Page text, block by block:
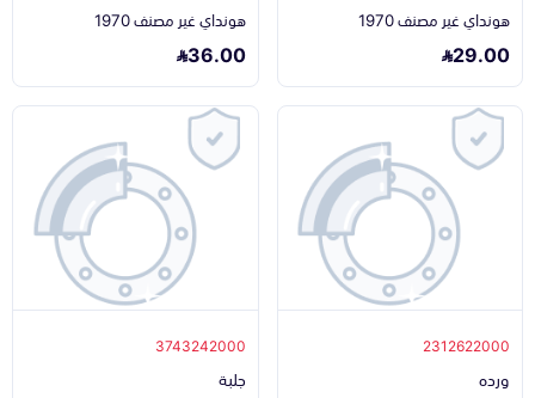
هونداي غير مصنف 1970
29.00
هونداي غير مصنف 1970
36.00
2312622000
ورده
3743242000
جلبة